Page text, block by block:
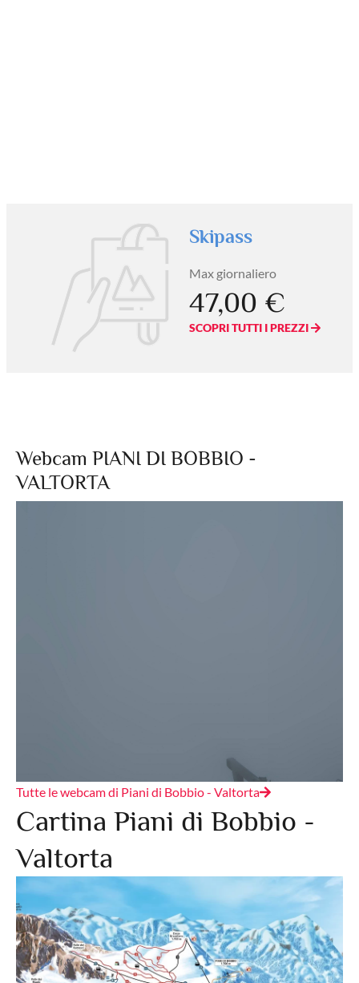
Skipass
Max giornaliero
47,00 €
SCOPRI TUTTI I PREZZI
Webcam PIANI DI BOBBIO -
VALTORTA
Tutte le webcam di Piani di Bobbio - Valtorta
Cartina Piani di Bobbio -
Valtorta